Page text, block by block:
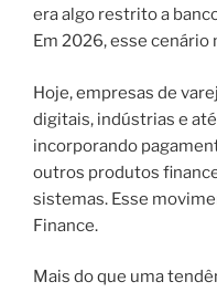
era algo restrito a
Em 2026, esse
Hoje, empresas de
digitais, indústrias e
incorporando
outros produtos
sistemas. Esse
Finance.
Mais do que uma